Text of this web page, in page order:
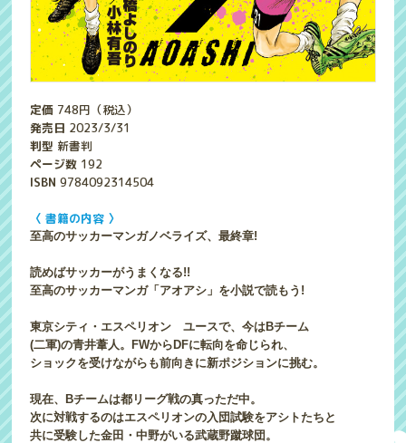
定価 748円（税込）
発売日 2023/3/31
判型 新書判
ページ数 192
ISBN9784092314504
〈 書籍の内容 〉
至高のサッカーマンガノベライズ、最終章!
読めばサッカーがうまくなる!!
至高のサッカーマンガ「アオアシ」を小説で読もう!
東京シティ・エスペリオン ユースで、今はBチーム
(二軍)の青井葦人。FWからDFに転向を命じられ、
ショックを受けながらも前向きに新ポジションに挑む。
現在、Bチームは都リーグ戦の真っただ中。
次に対戦するのはエスペリオンの入団試験をアシトたちと
共に受験した金田・中野がいる武蔵野蹴球団。